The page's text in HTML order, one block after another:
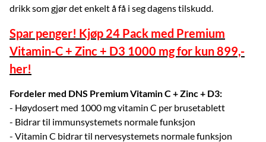
drikk som gjør det enkelt å få i seg dagens tilskudd.
Spar penger! Kjøp 24 Pack med Premium
Vitamin-C + Zinc + D3 1000 mg for kun 899,-
her!
Fordeler med DNS Premium Vitamin C + Zinc + D3:
- Høydosert med 1000 mg vitamin C per brusetablett
- Bidrar til immunsystemets normale funksjon
- Vitamin C bidrar til nervesystemets normale funksjon